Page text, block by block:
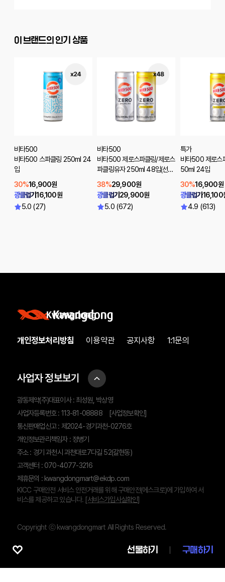
이 브랜드의 인기 상품
비타500
비타500 스파클링 250ml 24
입
30%16,900원
광클럽가16,100원
5.0 (27)
비타500
비타500 제로스파클링/제로스
파클링유자 250ml 48입(선택
2)
38%29,900원
광클럽가29,900원
5.0 (672)
특가
비타500 제로스
50ml 24입
30%16,900원
광클럽가16,100
4.9 (613)
선물하기 구매하기
개인정보처리방침 이용약관 공지사항 1:1문의
사업자 정보보기
광동제약(주)대표이사 : 최성원, 박상영
사업자등록번호 : 113-81-08888
[사업정보확인]
통신판매업신고 : 제2024-경기과천-0276호
개인정보관리책임자 : 정병기
주소 : 경기 과천시 과천대로7다길 52(갈현동)
고객센터 : 070-4077-3216
제휴문의 : kwangdongmart@ekdp.com
KICC 구매안전 서비스 안전거래를 위해 구매안전(에스크로)에 가입하여 서
비스를 제공하고 있습니다. [서비스가입사실확인]
Copyright ⓒ kwangdongmart All Rights Reserved.